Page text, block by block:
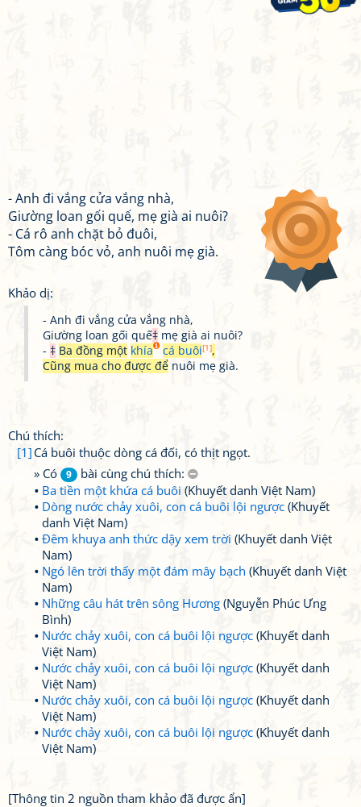
- Anh đi vắng cửa vắng nhà,
Giường loan gối quế, mẹ già ai nuôi?
- Cá rô anh chặt bỏ đuôi,
Tôm càng bóc vỏ, anh nuôi mẹ già.
Khảo dị:
- Anh đi vắng cửa vắng nhà,
Giường loan gối quế‡ mẹ già ai nuôi?
- ‡ Ba đồng một khía cá buôi[1],
Cũng mua cho được để nuôi mẹ già.
Chú thích:
[1] Cá buôi thuộc dòng cá đối, có thịt ngọt.
» Có
9
bài cùng chú thích:
Ba tiền một khứa cá buôi (Khuyết danh Việt Nam)
Dòng nước chảy xuôi, con cá buôi lội ngược (Khuyết
danh Việt Nam)
Đêm khuya anh thức dậy xem trời (Khuyết danh Việt
Nam)
Ngó lên trời thấy một đám mây bạch (Khuyết danh Việt
Nam)
Những câu hát trên sông Hương (Nguyễn Phúc Ưng
Bình)
Nước chảy xuôi, con cá buôi lội ngược (Khuyết danh
Việt Nam)
Nước chảy xuôi, con cá buôi lội ngược (Khuyết danh
Việt Nam)
Nước chảy xuôi, con cá buôi lội ngược (Khuyết danh
Việt Nam)
Nước chảy xuôi, con cá buôi lội ngược (Khuyết danh
Việt Nam)
[Thông tin 2 nguồn tham khảo đã được ẩn]